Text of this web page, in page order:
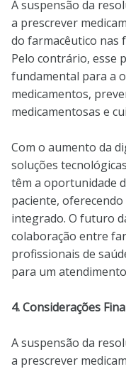
A suspensão da
a prescrever
do farmacêutico nas
Pelo contrário, esse
fundamental para a
medicamentos,
medicamentosas e
Com o aumento da
soluções
têm a oportunidade
paciente,
integrado. O futuro
colaboração entre
profissionais de
para um
4. Considerações
A suspensão da
a prescrever